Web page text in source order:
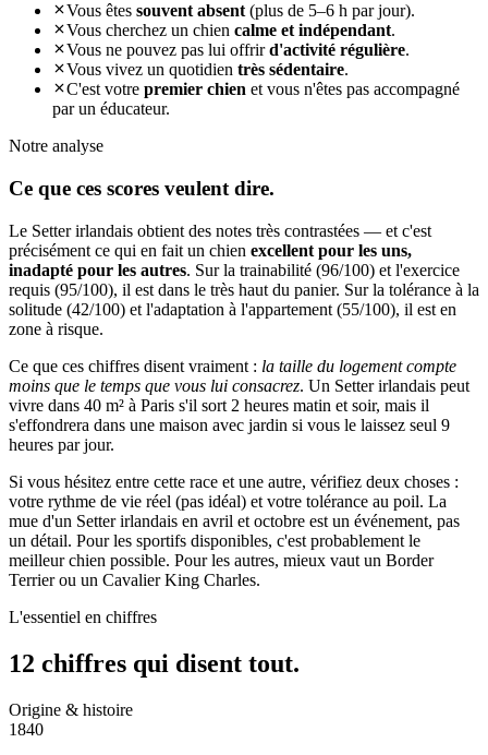
Vous êtes souvent absent(plus de 5–6 h par jour).
Vous cherchez un chien calme et indépendant.
Vous ne pouvez pas lui offrird'activité régulière.
Vous vivez un quotidien très sédentaire.
C'est votre premier chien et vous n'êtes pas accompagné
par un éducateur.
Notre analyse
Ce que ces scores veulent dire.
Le Setter irlandais obtient des notes très contrastées — et c'est
précisément ce qui en fait un chien excellent pour les uns,
inadapté pour les autres. Sur la trainabilité (96/100) et l'exercice
requis (95/100), il est dans le très haut du panier. Sur la tolérance à la
solitude (42/100) et l'adaptation à l'appartement (55/100), il est en
zone à risque.
Ce que ces chiffres disent vraiment : la taille du logement compte
moins que le temps que vous lui consacrez. Un Setter irlandais peut
vivre dans 40 m² à Paris s'il sort 2 heures matin et soir, mais il
s'effondrera dans une maison avec jardin si vous le laissez seul 9
heures par jour.
Si vous hésitez entre cette race et une autre, vérifiez deux choses :
votre rythme de vie réel (pas idéal) et votre tolérance au poil. La
mue d'un Setter irlandais en avril et octobre est un événement, pas
un détail. Pour les sportifs disponibles, c'est probablement le
meilleur chien possible. Pour les autres, mieux vaut un Border
Terrier ou un Cavalier King Charles.
L'essentiel en chiffres
12 chiffres qui disent tout.
Origine & histoire
1840